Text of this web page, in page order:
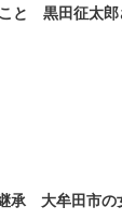
と 黒田征太郎
承 大牟田市の